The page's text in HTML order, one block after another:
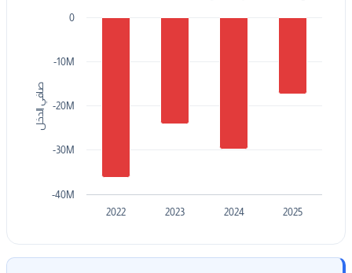
صافي الدخل
2022 2023 2024 2025
-40M
-30M
-20M
-10M
0